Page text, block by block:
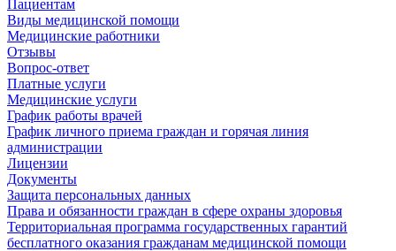
Пациентам
Виды медицинской помощи
Медицинские работники
Отзывы
Вопрос-ответ
Платные услуги
Медицинские услуги
График работы врачей
График личного приема граждан и горячая линия
администрации
Лицензии
Документы
Защита персональных данных
Права и обязанности граждан в сфере охраны здоровья
Территориальная программа государственных гарантий
бесплатного оказания гражданам медицинской помощи